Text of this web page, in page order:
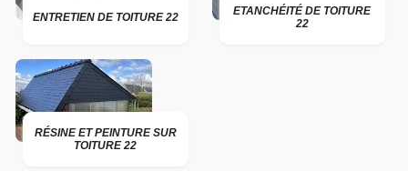
ENTRETIEN DE TOITURE 22
ETANCHÉITÉ DE TOITURE
22
RÉSINE ET PEINTURE SUR
TOITURE 22